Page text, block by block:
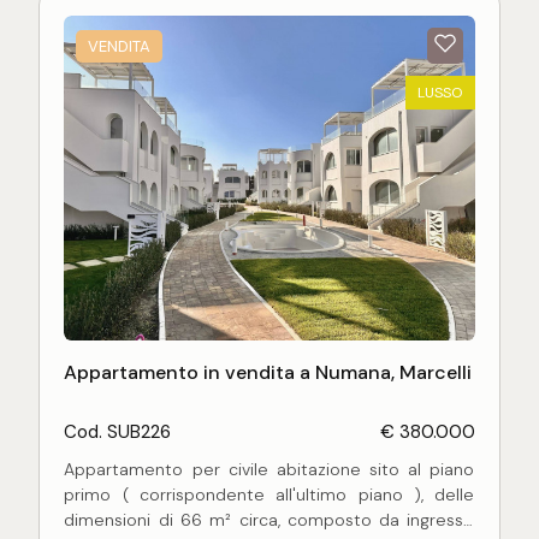
VENDITA
LUSSO
Appartamento in vendita a Numana, Marcelli
Cod. SUB226 € 380.000
Appartamento per civile abitazione sito al piano
primo ( corrispondente all'ultimo piano ), delle
dimensioni di 66 m² circa, composto da ingresso